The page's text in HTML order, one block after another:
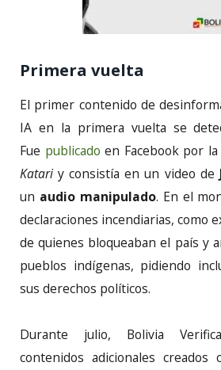
Primera vuelta
El primer contenido de
IA en la primera vuelta se
Fue publicado en Facebook por la
Katari y consistía en un video de
un audio manipulado. En el
declaraciones incendiarias, como
de quienes bloqueaban el país y
pueblos indígenas, pidiendo
sus derechos políticos.
Durante julio, Bolivia
contenidos adicionales creados